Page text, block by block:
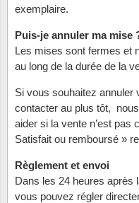
exemplaire.
Puis-je annuler ma mise
Les mises sont fermes et
au long de la durée de la
Si vous souhaitez annuler
contacter au plus tôt,
aider si la vente n’est pas
Satisfait ou remboursé »
Règlement et envoi
Dans les 24 heures après
vous pouvez régler